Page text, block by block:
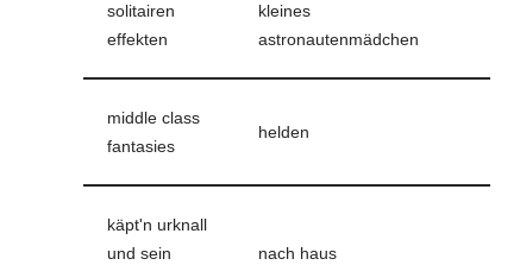
solitairen
effekten
kleines
astronautenmädchen
middle class
fantasies
helden
käpt'n urknall
und sein
nach haus